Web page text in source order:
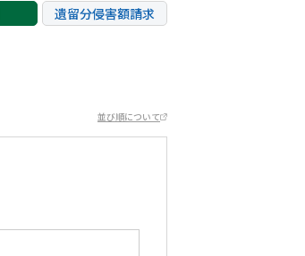
遺留分侵害額請求
並び順について